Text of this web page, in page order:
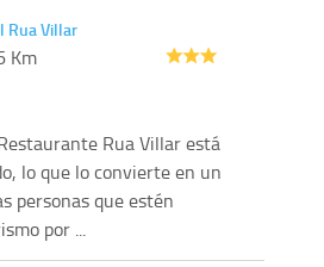
Rua Villar
Km
Rua Villar está
lo que lo convierte en un
personas que estén
por ...